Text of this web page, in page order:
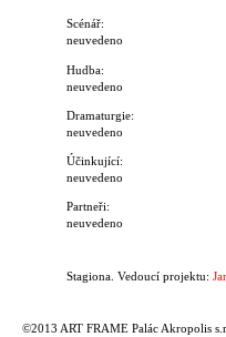
Scénář:
neuvedeno
Hudba:
neuvedeno
Dramaturgie:
neuvedeno
Účinkující:
neuvedeno
Partneři:
neuvedeno
Stagiona. Vedoucí projektu:
©2013 ART FRAME Palác Akropolis